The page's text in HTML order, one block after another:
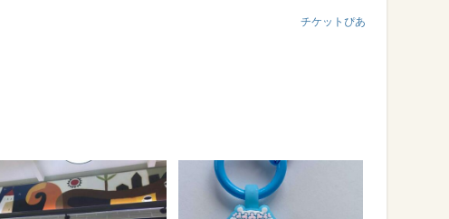
チケットぴあ